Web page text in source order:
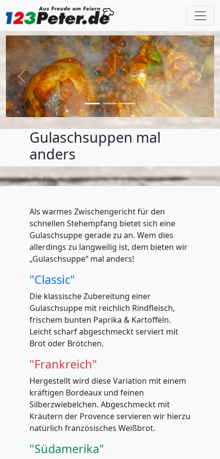
Previous Next
Gulaschsuppen mal
anders
Als warmes Zwischengericht für den
schnellen Stehempfang bietet sich eine
Gulaschsuppe gerade zu an. Wem dies
allerdings zu langweilig ist, dem bieten wir
„Gulaschsuppe“ mal anders!
"Classic"
Die klassische Zubereitung einer
Gulaschsuppe mit reichlich Rindfleisch,
frischem bunten Paprika & Kartoffeln.
Leicht scharf abgeschmeckt serviert mit
Brot oder Brötchen.
"Frankreich"
Hergestellt wird diese Variation mit einem
kräftigen Bordeaux und feinen
Silberzwiebelchen. Abgeschmeckt mit
Kräutern der Provence servieren wir hierzu
natürlich französisches Weißbrot.
"Südamerika"